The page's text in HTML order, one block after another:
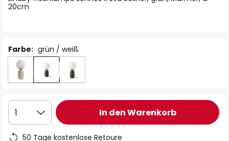
20cm
Farbe: grün / weiß
1 In den Warenkorb
50 Tage kostenlose Retoure